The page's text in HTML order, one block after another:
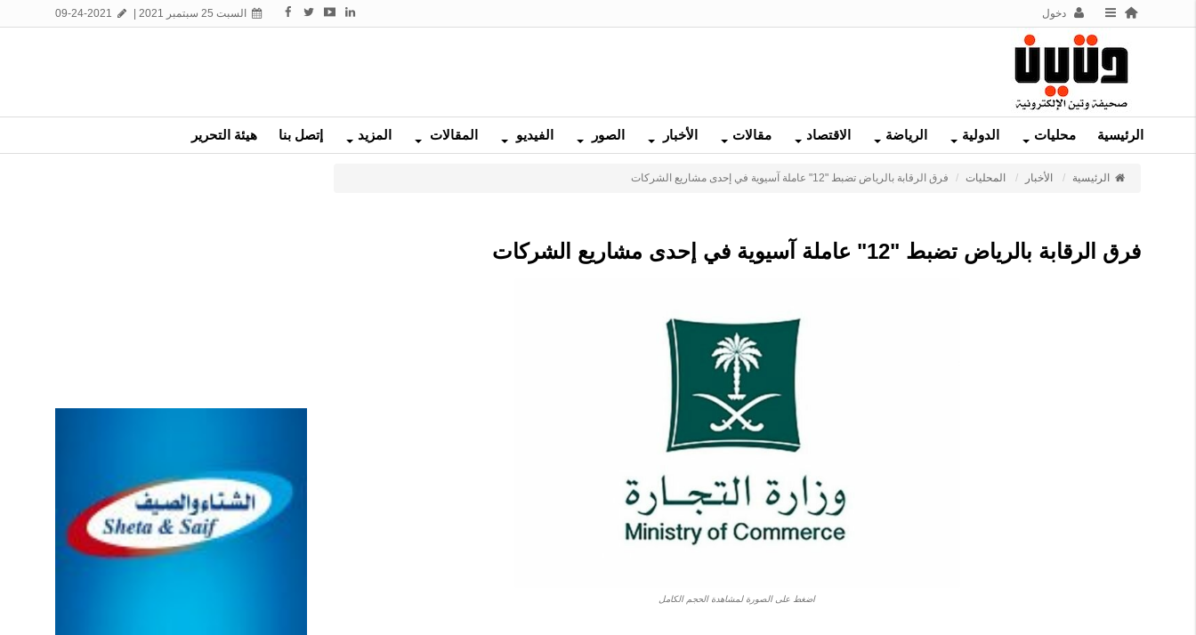
السبت 25 سبتمبر 2021 | دخول
الرئيسية محليات الدولية الرياضة الاقتصاد مقالات الأخبار الصور الفيديو المقالات المزيد إتصل بنا هيئة التحرير
الرئيسية الأخبار المحليات فرق الرقابة بالرياض تضبط "12" عاملة آسيوية في إحدى مشاريع الشركات
فرق الرقابة بالرياض تضبط "12" عاملة آسيوية في إحدى مشاريع الشركات
اضغط على الصورة لمشاهدة الحجم الكامل